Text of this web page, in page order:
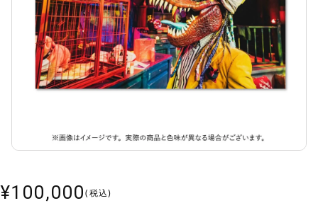
通
¥100,000(税込)